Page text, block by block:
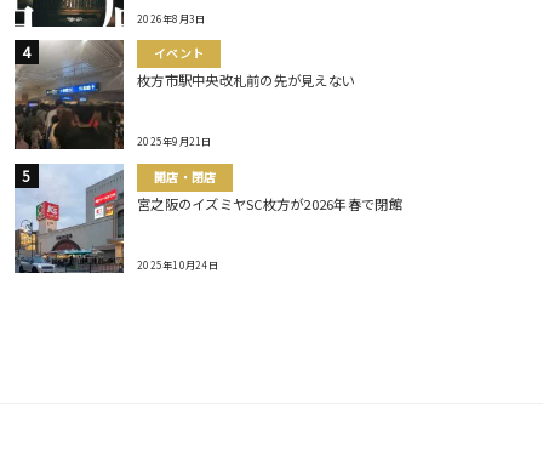
2026年8月3日
イベント
枚方市駅中央改札前の先が見えない
2025年9月21日
開店・閉店
宮之阪のイズミヤSC枚方が2026年春で閉館
2025年10月24日